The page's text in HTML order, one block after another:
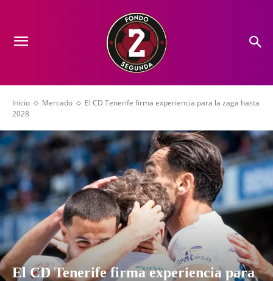
Inicio Mercado
El CD Tenerife firma experiencia para la zaga hasta
2028
El CD Tenerife firma experiencia para